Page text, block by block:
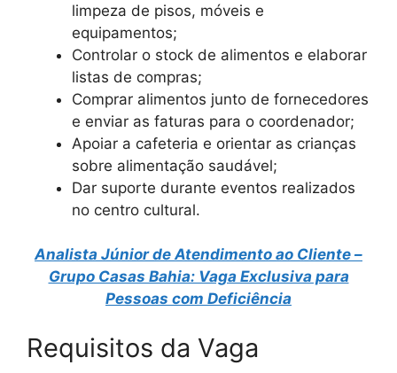
limpeza de pisos, móveis e
equipamentos;
Controlar o stock de alimentos e elaborar
listas de compras;
Comprar alimentos junto de fornecedores
e enviar as faturas para o coordenador;
Apoiar a cafeteria e orientar as crianças
sobre alimentação saudável;
Dar suporte durante eventos realizados
no centro cultural.
Analista Júnior de Atendimento ao Cliente –
Grupo Casas Bahia: Vaga Exclusiva para
Pessoas com Deficiência
Requisitos da Vaga